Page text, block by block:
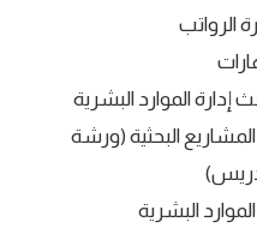
المشاريع البحثية (ورشة